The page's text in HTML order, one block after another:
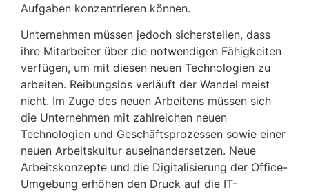
Aufgaben konzentrieren können.
Unternehmen müssen jedoch sicherstellen, dass
ihre Mitarbeiter über die notwendigen Fähigkeiten
verfügen, um mit diesen neuen Technologien zu
arbeiten. Reibungslos verläuft der Wandel meist
nicht. Im Zuge des neuen Arbeitens müssen sich
die Unternehmen mit zahlreichen neuen
Technologien und Geschäftsprozessen sowie einer
neuen Arbeitskultur auseinandersetzen. Neue
Arbeitskonzepte und die Digitalisierung der Office-
Umgebung erhöhen den Druck auf die IT-